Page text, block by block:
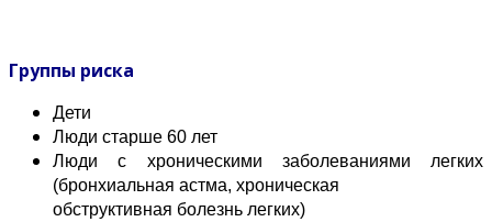
Группы риска
Дети
Люди старше 60 лет
Люди с хроническими заболеваниями легких
(бронхиальная астма, хроническая
обструктивная болезнь легких)